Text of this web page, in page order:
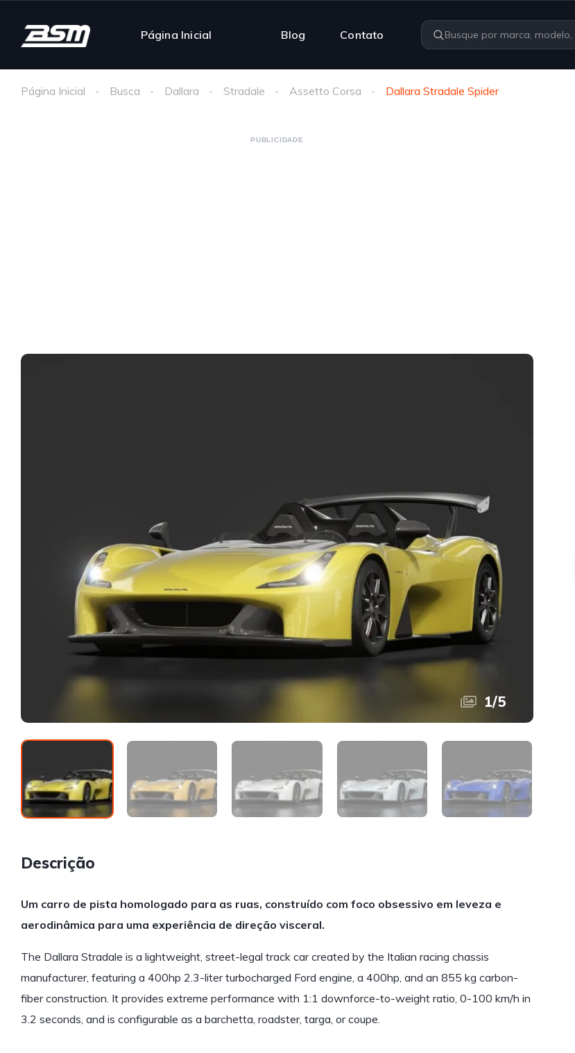
Página Inicial Blog Contato
Página Inicial Busca Dallara Stradale Assetto Corsa Dallara Stradale Spider
PUBLICIDADE
1/5
Descrição
Um carro de pista homologado para as ruas, construído com foco obsessivo em leveza e
aerodinâmica para uma experiência de direção visceral.
The Dallara Stradale is a lightweight, street-legal track car created by the Italian racing chassis
manufacturer, featuring a 400hp 2.3-liter turbocharged Ford engine, a 400hp, and an 855 kg carbon-
fiber construction. It provides extreme performance with 1:1 downforce-to-weight ratio, 0-100 km/h in
3.2 seconds, and is configurable as a barchetta, roadster, targa, or coupe.